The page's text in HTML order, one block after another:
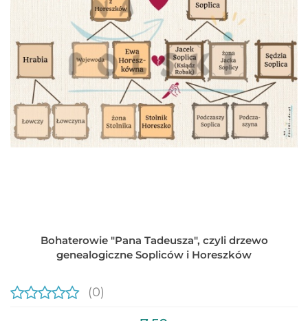
Bohaterowie "Pana Tadeusza", czyli drzewo
genealogiczne Sopliców i Horeszków
(0)